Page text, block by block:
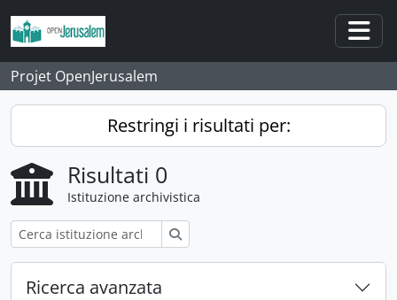
Skip to main content
Projet OpenJerusalem
Restringi i risultati per:
Risultati 0
Istituzione archivistica
Ricerca avanzata